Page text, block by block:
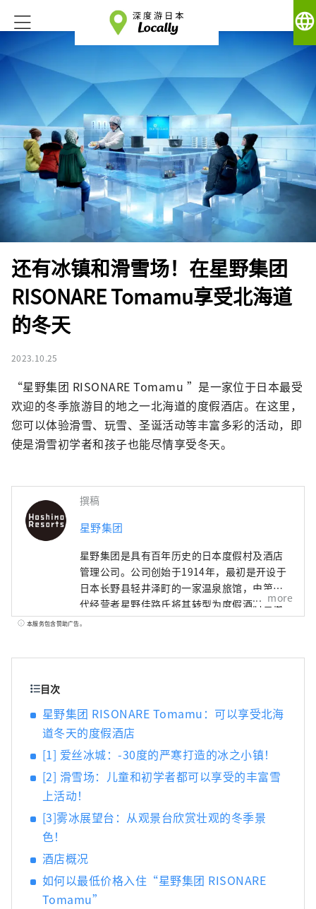
language
还有冰镇和滑雪场！在星野集团
RISONARE Tomamu享受北海道
的冬天
2023.10.25
“星野集团 RISONARE Tomamu ”是一家位于日本最受
欢迎的冬季旅游目的地之一北海道的度假酒店。在这里，
您可以体验滑雪、玩雪、圣诞活动等丰富多彩的活动，即
使是滑雪初学者和孩子也能尽情享受冬天。
撰稿
星野集团
星野集团是具有百年历史的日本度假村及酒店
管理公司。公司创始于1914年，最初是开设于
日本长野县轻井泽町的一家温泉旅馆，由第四
代经营者星野佳路氏将其转型为度假酒店营运
公司，继而发展成为业界具有影响力的存在。
牌“RISONARE”、都市观光酒店品牌
“OMO”、以自由为本的兴趣主题酒店品牌
“BEB”五大品牌，及其他个性酒店设施。
more
本服务包含赞助广告。
目次
星野集团 RISONARE Tomamu：可以享受北海
道冬天的度假酒店
[1] 爱丝冰城：-30度的严寒打造的冰之小镇！
[2] 滑雪场：儿童和初学者都可以享受的丰富雪
上活动！
[3]雾冰展望台：从观景台欣赏壮观的冬季景
色！
酒店概况
如何以最低价格入住“星野集团 RISONARE
Tomamu”